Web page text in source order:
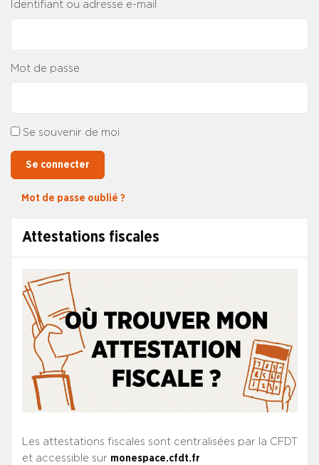
Attestations fiscales
Les attestations fiscales sont centralisées par la CFDT
et accessible sur monespace.cfdt.fr
Identifiant ou adresse e-mail
Mot de passe
Se souvenir de moi
Se connecter
Mot de passe oublié ?